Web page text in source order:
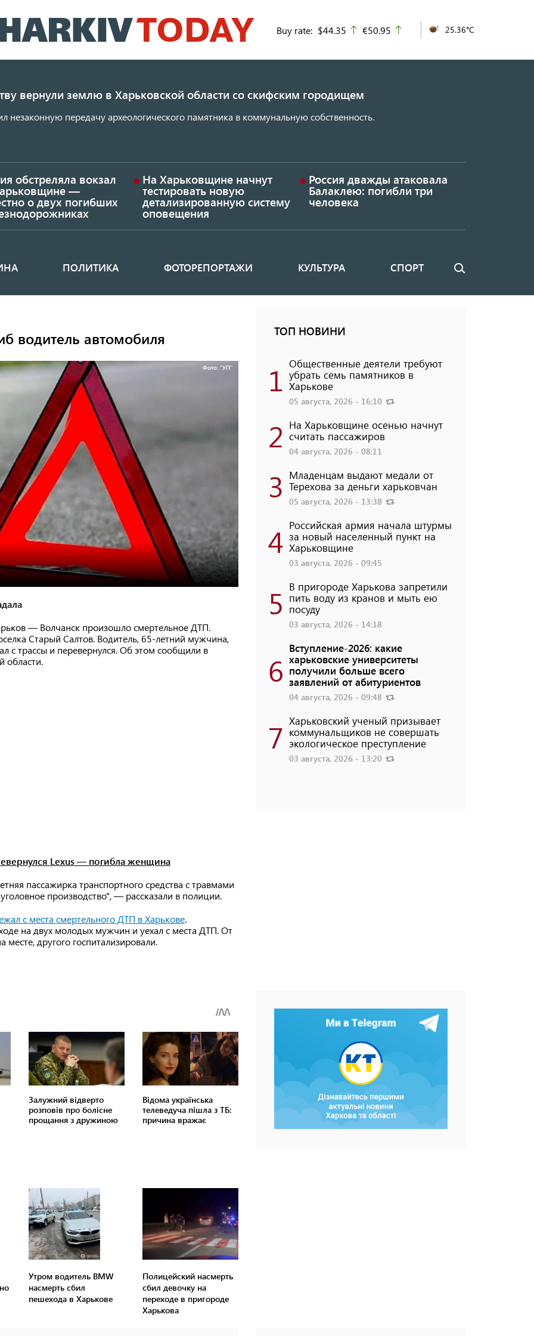
к
основному
Buy rate: $44.35 up
€50.95 25.36°C
вернули землю в Харьковской области со скифским городищем
незаконную передачу археологического памятника в коммунальную собственность.
обстреляла вокзал
—
о двух погибших
На Харьковщине начнут
тестировать новую
детализированную систему
оповещения
Россия дважды атаковала
Балаклею: погибли три
человека
ПОЛИТИКА ФОТОРЕПОРТАЖИ КУЛЬТУРА СПОРТ Поиск
водитель автомобиля
Фото: "УП"
— Волчанск произошло смертельное ДТП.
Старый Салтов. Водитель, 65-летний мужчина,
с трассы и перевернулся. Об этом сообщили в
области.
Lexus — погибла женщина
пассажирка транспортного средства с травмами
производство", — рассказали в полиции.
с места смертельного ДТП в Харькове.
на двух молодых мужчин и уехал с места ДТП. От
другого госпитализировали.
Утром водитель BMW
насмерть сбил
пешехода в Харькове
Полицейский насмерть
сбил девочку на
переходе в пригороде
Харькова
ТОП НОВИНИ
1 Общественные деятели требуют
убрать семь памятников в
Харькове
05 августа, 2026 - 16:10
2 На Харьковщине осенью начнут
считать пассажиров
04 августа, 2026 - 08:11
3 Младенцам выдают медали от
Терехова за деньги харьковчан
05 августа, 2026 - 13:38
4 Российская армия начала штурмы
за новый населенный пункт на
Харьковщине
03 августа, 2026 - 09:45
5 В пригороде Харькова запретили
пить воду из кранов и мыть ею
посуду
03 августа, 2026 - 14:18
6
Вступление-2026: какие
харьковские университеты
получили больше всего
заявлений от абитуриентов
04 августа, 2026 - 09:48
7 Харьковский ученый призывает
коммунальщиков не совершать
экологическое преступление
03 августа, 2026 - 13:20